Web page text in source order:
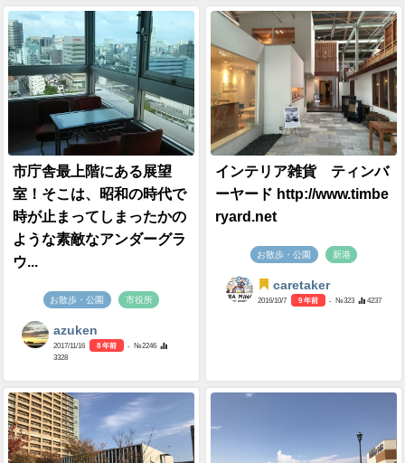
市庁舎最上階にある展望
室！そこは、昭和の時代で
時が止まってしまったかの
ような素敵なアンダーグラ
ウ...
お散歩・公園 市役所
azuken
2017/11/16 8 年前
- №2246
3328
インテリア雑貨 ティンバ
ーヤード http://www.timbe
ryard.net
お散歩・公園 新港
caretaker
2016/10/7 9 年前 - №323 4237